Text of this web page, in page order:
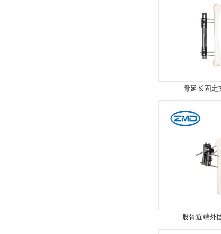
骨延长固定
股骨近端外